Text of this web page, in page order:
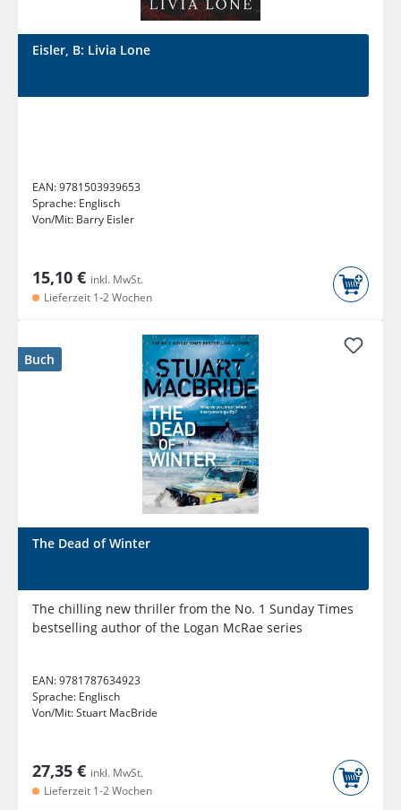
Eisler, B: Livia Lone
EAN:9781503939653
Sprache: Englisch
Von/Mit: Barry Eisler
15,10 € inkl. MwSt.
Lieferzeit 1-2 Wochen
Buch
The Dead of Winter
The chilling new thriller from the No. 1 Sunday Times
bestselling author of the Logan McRae series
EAN:9781787634923
Sprache: Englisch
Von/Mit:Stuart MacBride
27,35 € inkl. MwSt.
Lieferzeit 1-2 Wochen